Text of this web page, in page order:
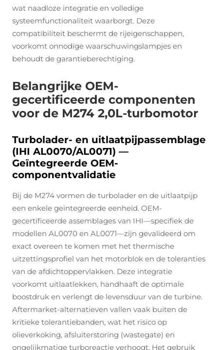
wat naadloze integratie en volledige
systeemfunctionaliteit waarborgt. Deze
compatibiliteit beschermt de rijeigenschappen,
voorkomt onnodige waarschuwingslampjes en
behoudt de garantieberechtiging.
Belangrijke OEM-
gecertificeerde componenten
voor de M274 2,0L-turbomotor
Turbolader- en uitlaatpijpassemblage
(IHI AL0070/AL0071) —
Geïntegreerde OEM-
componentvalidatie
Bij de M274 vormen de turbolader en de uitlaatpijp
een enkele geïntegreerde eenheid. OEM-
gecertificeerde assemblages van IHI—specifiek de
modellen AL0070 en AL0071—zijn gevalideerd om
exact overeen te komen met het thermische
uitzettingsprofiel van het motorblok en de toleranties
van de afdichtoppervlakken. Deze integratie
voorkomt uitlaatlekken, handhaaft de optimale
boostdruk en verlengt de levensduur van de turbine.
Aftermarket-alternatieven vallen vaak buiten de
kritieke tolerantiebanden, wat het risico op
olieverkoking, afsluiterstoring (wastegate) en
ongelijkmatige turboreactie verhoogt. Het gebruik